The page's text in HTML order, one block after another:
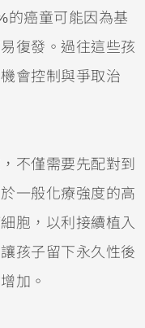
的癌童可能因為基
復發。過往這些孩
會控制與爭取治
不僅需要先配對到
一般化療強度的高
胞，以利接續植入
孩子留下永久性後
加。